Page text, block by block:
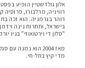
אלון גולדשטיין הופיע
רוויניה, מרלבורו, פרוסיה
רוהר בגרמניה. הוא זכה
"סלון די וירטואוזי" בניו
מאז 2004 הוא
מדי קיץ בתל-חי.